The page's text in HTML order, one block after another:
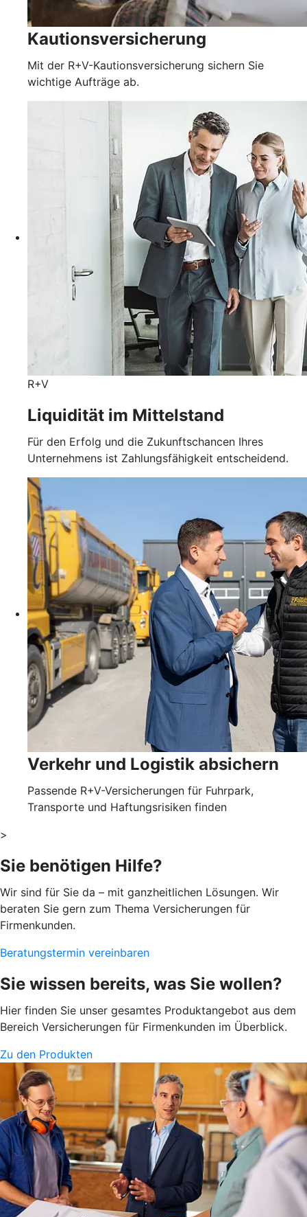
Kautionsversicherung
Mit der R+V-Kautionsversicherung sichern Sie
wichtige Aufträge ab.
R+V
Liquidität im Mittelstand
Für den Erfolg und die Zukunftschancen Ihres
Unternehmens ist Zahlungsfähigkeit entscheidend.
Verkehr und Logistik absichern
Passende R+V-Versicherungen für Fuhrpark,
Transporte und Haftungsrisiken finden
>
Sie benötigen Hilfe?
Wir sind für Sie da – mit ganzheitlichen Lösungen. Wir
beraten Sie gern zum Thema Versicherungen für
Firmenkunden.
Beratungstermin vereinbaren
Sie wissen bereits, was Sie wollen?
Hier finden Sie unser gesamtes Produktangebot aus dem
Bereich Versicherungen für Firmenkunden im Überblick.
Zu den Produkten